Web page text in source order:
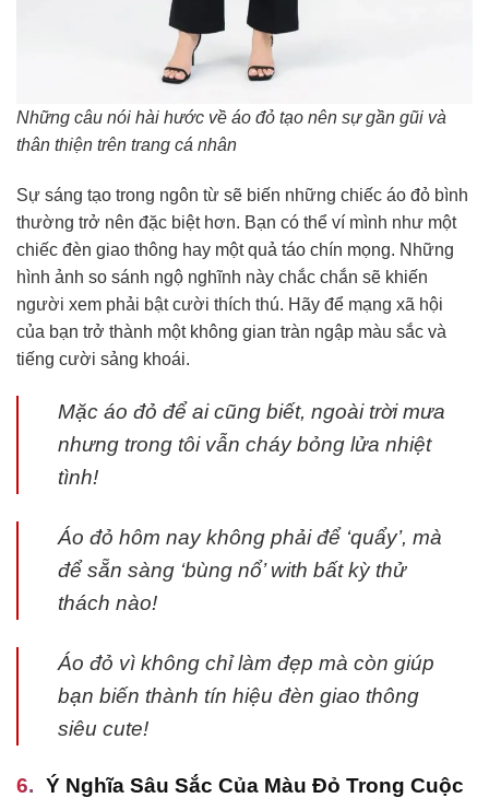
Những câu nói hài hước về áo đỏ tạo nên sự gần gũi và
thân thiện trên trang cá nhân
Sự sáng tạo trong ngôn từ sẽ biến những chiếc áo đỏ bình
thường trở nên đặc biệt hơn. Bạn có thể ví mình như một
chiếc đèn giao thông hay một quả táo chín mọng. Những
hình ảnh so sánh ngộ nghĩnh này chắc chắn sẽ khiến
người xem phải bật cười thích thú. Hãy để mạng xã hội
của bạn trở thành một không gian tràn ngập màu sắc và
tiếng cười sảng khoái.
Mặc áo đỏ để ai cũng biết, ngoài trời mưa
nhưng trong tôi vẫn cháy bỏng lửa nhiệt
tình!
Áo đỏ hôm nay không phải để ‘quẩy’, mà
để sẵn sàng ‘bùng nổ’ with bất kỳ thử
thách nào!
Áo đỏ vì không chỉ làm đẹp mà còn giúp
bạn biến thành tín hiệu đèn giao thông
siêu cute!
Ý Nghĩa Sâu Sắc Của Màu Đỏ Trong Cuộc